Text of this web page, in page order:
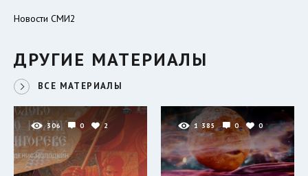
Новости СМИ2
ДРУГИЕ МАТЕРИАЛЫ
ВСЕ МАТЕРИАЛЫ
306 0 2 1 385 0 0